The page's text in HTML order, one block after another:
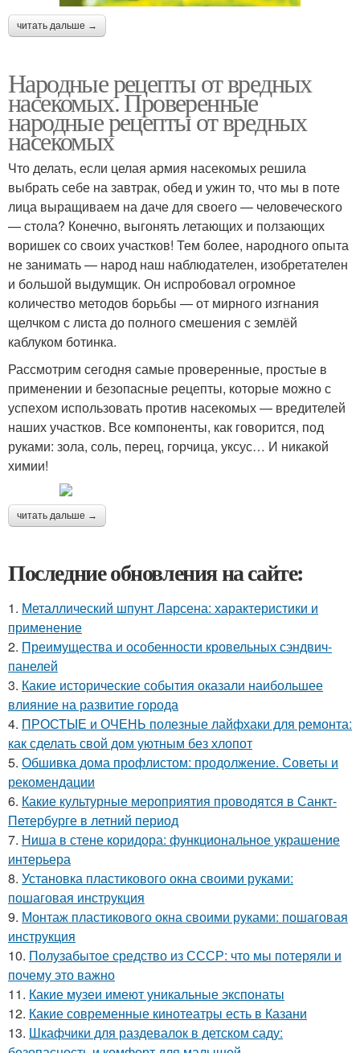
читать дальше →
Народные рецепты от вредных
насекомых. Проверенные
народные рецепты от вредных
насекомых
Что делать, если целая армия насекомых решила
выбрать себе на завтрак, обед и ужин то, что мы в поте
лица выращиваем на даче для своего — человеческого
— стола? Конечно, выгонять летающих и ползающих
воришек со своих участков! Тем более, народного опыта
не занимать — народ наш наблюдателен, изобретателен
и большой выдумщик. Он испробовал огромное
количество методов борьбы — от мирного изгнания
щелчком с листа до полного смешения с землёй
каблуком ботинка.
Рассмотрим сегодня самые проверенные, простые в
применении и безопасные рецепты, которые можно с
успехом использовать против насекомых — вредителей
наших участков. Все компоненты, как говорится, под
руками: зола, соль, перец, горчица, уксус… И никакой
химии!
читать дальше →
Последние обновления на сайте:
1. Металлический шпунт Ларсена: характеристики и
применение
2. Преимущества и особенности кровельных сэндвич-
панелей
3. Какие исторические события оказали наибольшее
влияние на развитие города
4. ПРОСТЫЕ и ОЧЕНЬ полезные лайфхаки для ремонта:
как сделать свой дом уютным без хлопот
5. Обшивка дома профлистом: продолжение. Советы и
рекомендации
6. Какие культурные мероприятия проводятся в Санкт-
Петербурге в летний период
7. Ниша в стене коридора: функциональное украшение
интерьера
8. Установка пластикового окна своими руками:
пошаговая инструкция
9. Монтаж пластикового окна своими руками: пошаговая
инструкция
10. Полузабытое средство из СССР: что мы потеряли и
почему это важно
11. Какие музеи имеют уникальные экспонаты
12. Какие современные кинотеатры есть в Казани
13. Шкафчики для раздевалок в детском саду: